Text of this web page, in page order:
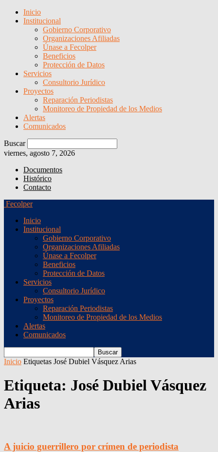
Inicio
Institucional
Gobierno Corporativo
Organizaciones Afiliadas
Únase a Fecolper
Beneficios
Protección de Datos
Servicios
Consultorio Jurídico
Proyectos
Reparación Periodistas
Monitoreo de Propiedad de los Medios
Alertas
Comunicados
Buscar
viernes, agosto 7, 2026
Documentos
Histórico
Contacto
Fecolper
Inicio
Institucional
Gobierno Corporativo
Organizaciones Afiliadas
Únase a Fecolper
Beneficios
Protección de Datos
Servicios
Consultorio Jurídico
Proyectos
Reparación Periodistas
Monitoreo de Propiedad de los Medios
Alertas
Comunicados
Inicio Etiquetas José Dubiel Vásquez Arias
Etiqueta: José Dubiel Vásquez
Arias
A juicio guerrillero por crímen de periodista